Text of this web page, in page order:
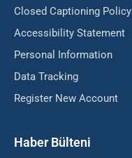
Closed Captioning Policy
Accessibility Statement
Personal Information
Data Tracking
Register New Account
Haber Bülteni